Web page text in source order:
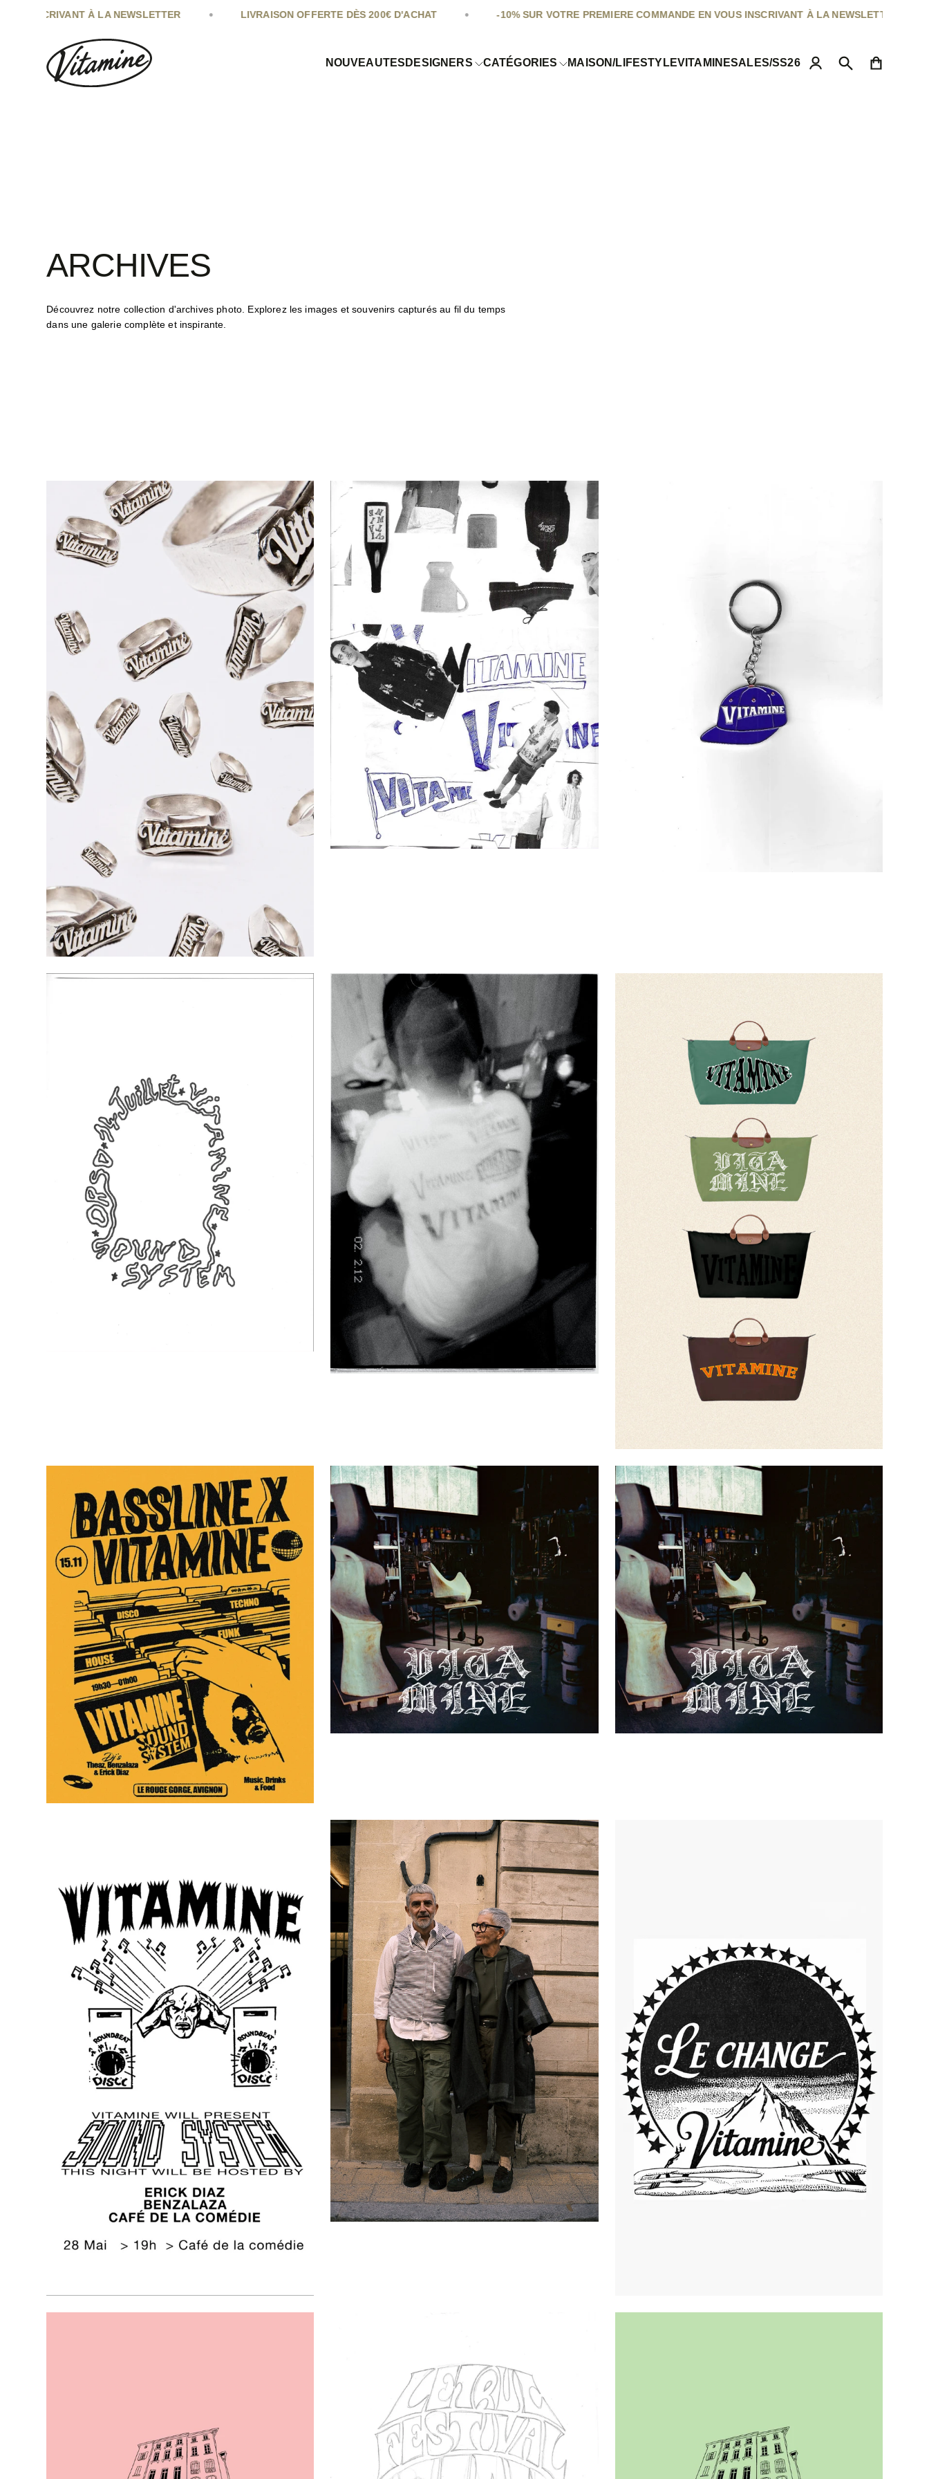
À LA NEWSLETTER • LIVRAISON OFFERTE DÈS 200€ D'ACHAT • -10% SUR VOTRE PREMIERE COMMANDE EN VOUS INSCRIVANT À LA NEWSLETTER •
NOUVEAUTES DESIGNERS CATÉGORIES MAISON/LIFESTYLEVITAMINESALES/SS26
ARCHIVES
Découvrez notre collection d'archives photo. Explorez les images et souvenirs capturés au fil du temps
dans une galerie complète et inspirante.